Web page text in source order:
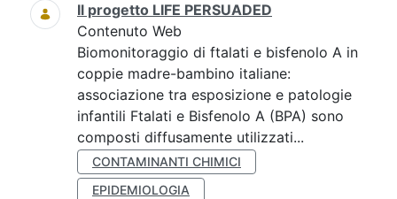
Il progetto LIFE PERSUADED
Contenuto Web
Biomonitoraggio di ftalati e bisfenolo A in
coppie madre-bambino italiane:
associazione tra esposizione e patologie
infantili Ftalati e Bisfenolo A (BPA) sono
composti diffusamente utilizzati...
CONTAMINANTI CHIMICI
EPIDEMIOLOGIA